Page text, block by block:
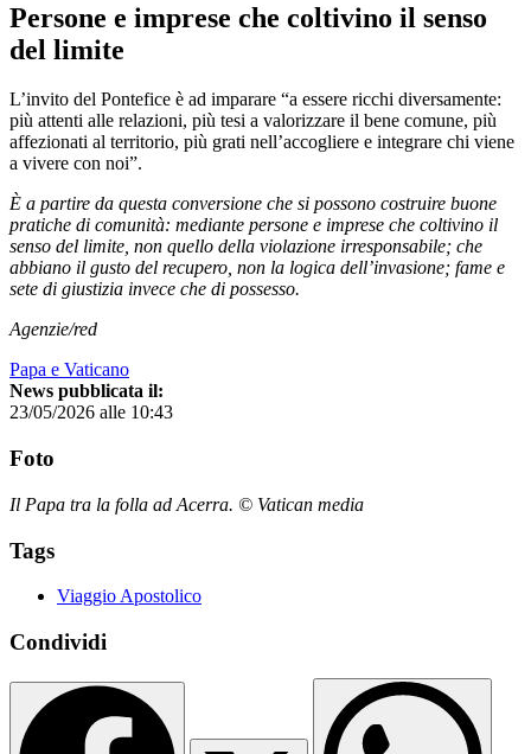
Persone e imprese che coltivino il senso
del limite
L’invito del Pontefice è ad imparare “a essere ricchi diversamente:
più attenti alle relazioni, più tesi a valorizzare il bene comune, più
affezionati al territorio, più grati nell’accogliere e integrare chi viene
a vivere con noi”.
È a partire da questa conversione che si possono ⁠costruire buone
pratiche di comunità: mediante persone e imprese che coltivino il
senso del limite, non quello della violazione irresponsabile; che
abbiano il gusto del recupero, non la logica dell’invasione; fame e
sete di giustizia invece che di possesso.
Agenzie/red
Papa e Vaticano
News pubblicata il:
23/05/2026 alle 10:43
Foto
Il Papa tra la folla ad Acerra. © Vatican media
Tags
Viaggio Apostolico
Condividi